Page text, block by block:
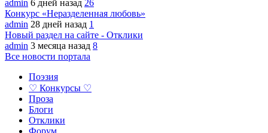
admin 6 дней назад 26
Конкурс «Неразделенная любовь»
admin 28 дней назад 1
Новый раздел на сайте - Отклики
admin 3 месяца назад 8
Все новости портала
Поэзия
♡ Конкурсы ♡
Проза
Блоги
Отклики
Форум